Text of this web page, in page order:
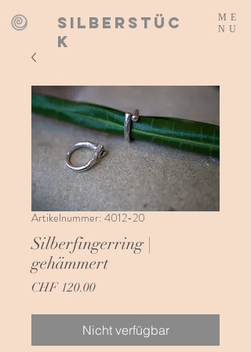
SILBERSTÜC
K
ME
NU
Artikelnummer: 4012-20
Silberfingerring |
gehämmert
CHF 120.00Preis
Nicht verfügbar